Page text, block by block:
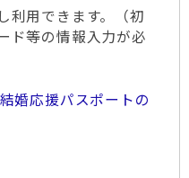
利用できます。（初
ド等の情報入力が必
婚応援パスポートの